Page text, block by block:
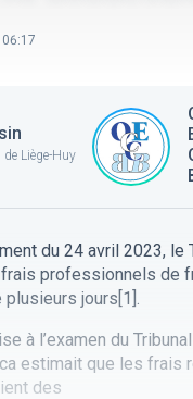
Liège-Huy
du 24 avril 2023,
professionnels de
plusieurs jours[1].
à l’examen du
estimait que les
des